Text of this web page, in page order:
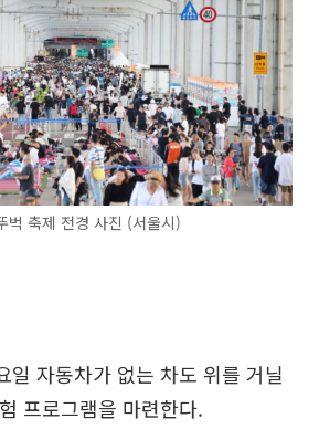
축제 전경 사진 (서울시)
일 자동차가 없는 차도 위를 거닐
프로그램을 마련한다.